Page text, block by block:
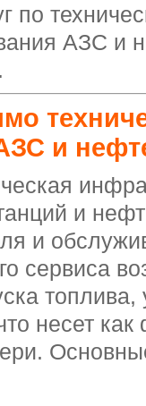
по
АЗС и
и
и
и
сервиса
несет